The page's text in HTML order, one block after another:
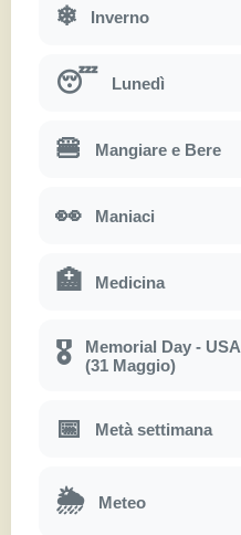
❄ Inverno
😴 Lunedì
🍔 Mangiare e Bere
👀 Maniaci
🏥 Medicina
🎖
Memorial Day - USA
(31 Maggio)
📅 Metà settimana
🌦 Meteo